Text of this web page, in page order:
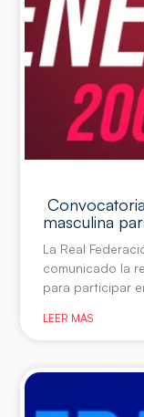
masculina
La Real
comunicado la
para participar
LEER MÁS